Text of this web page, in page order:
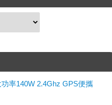
率140W 2.4Ghz GPS便攜